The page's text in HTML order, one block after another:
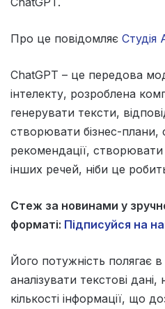
Про це повідомляє Студія
ChatGPT – це передова
інтелекту, розроблена
генерувати тексти,
створювати бізнес-плани,
рекомендації,
інших речей, ніби це
Стеж за новинами у
форматі: Підписуйся на
Його потужність полягає в
аналізувати текстові дані,
кількості інформації, що